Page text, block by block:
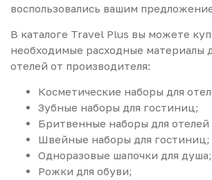
воспользовались вашим
В каталоге Travel Plus вы можете
необходимые расходные материалы
отелей от производителя:
Косметические наборы для
Зубные наборы для гостиниц;
Бритвенные наборы для отелей
Швейные наборы для гостиниц;
Одноразовые шапочки для душа;
Рожки для обуви;